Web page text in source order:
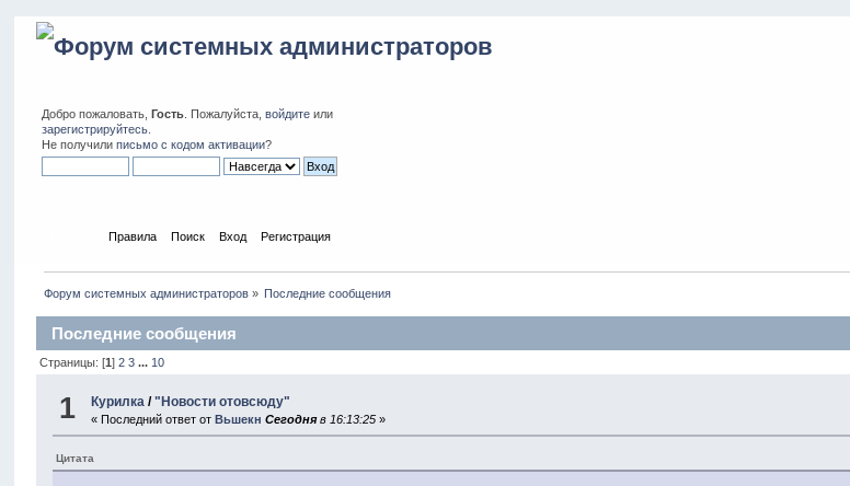
Добро пожаловать,Гость . Пожалуйста,войдите или
зарегистрируйтесь
Не получилиписьмо с кодом активации?
Правила Поиск Вход Регистрация
Форум системных администраторов» Последние сообщения
Последние сообщения
Страницы: [1] 2 3 ... 10
1 Курилка/"Новости отовсюду"
« Последний ответ от Вьшекн Сегодняв 16:13:25»
Цитата